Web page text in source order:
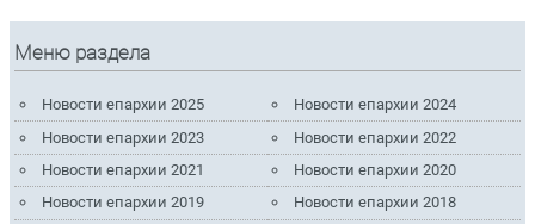
Меню раздела
Новости епархии 2025
Новости епархии 2024
Новости епархии 2023
Новости епархии 2022
Новости епархии 2021
Новости епархии 2020
Новости епархии 2019
Новости епархии 2018